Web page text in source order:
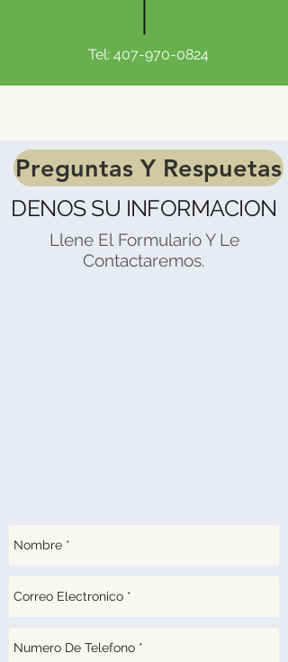
Tel: 407-970-0824
Preguntas Y Respuetas
DENOS SU INFORMACION
Llene El Formulario Y Le
Contactaremos.